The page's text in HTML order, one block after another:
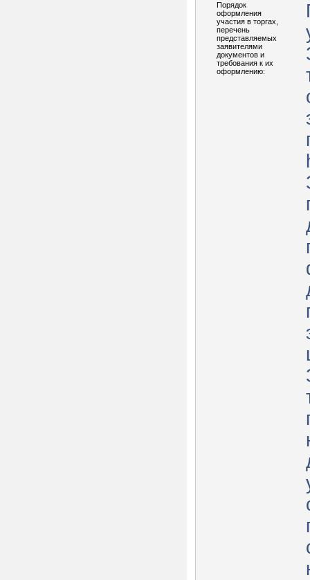
Порядок
оформления
участия в торгах,
перечень
представляемых
заявителями
документов и
требования к их
оформлению: